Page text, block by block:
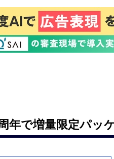
年で増量限定パ